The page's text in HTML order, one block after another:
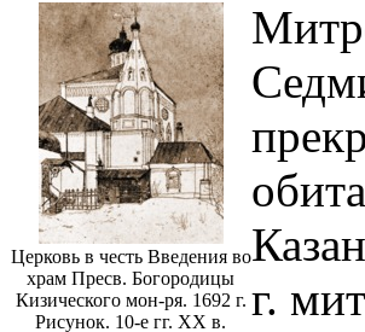
Церковь в честь Введения во
храм Пресв. Богородицы
Кизического мон-ря. 1692 г.
Рисунок. 10-е гг. ХХ в.
г.